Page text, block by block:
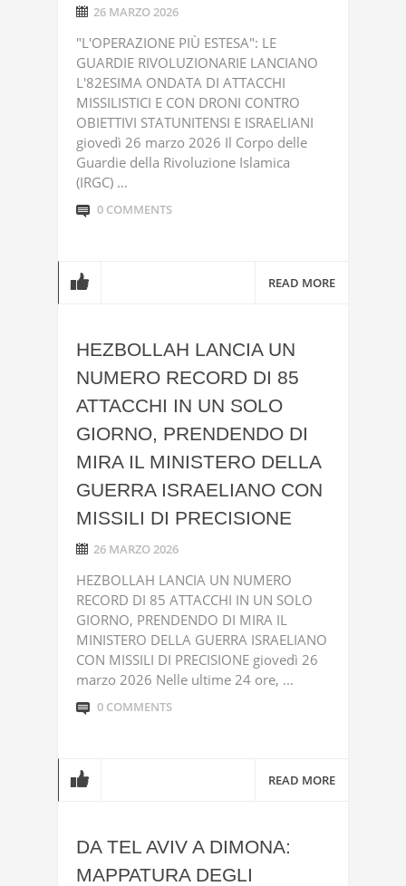
26 MARZO 2026
"L'OPERAZIONE PIÙ ESTESA": LE
GUARDIE RIVOLUZIONARIE LANCIANO
L'82ESIMA ONDATA DI ATTACCHI
MISSILISTICI E CON DRONI CONTRO
OBIETTIVI STATUNITENSI E ISRAELIANI
giovedì 26 marzo 2026 Il Corpo delle
Guardie della Rivoluzione Islamica
(IRGC) ...
0 COMMENTS
READ MORE
HEZBOLLAH LANCIA UN
NUMERO RECORD DI 85
ATTACCHI IN UN SOLO
GIORNO, PRENDENDO DI
MIRA IL MINISTERO DELLA
GUERRA ISRAELIANO CON
MISSILI DI PRECISIONE
26 MARZO 2026
HEZBOLLAH LANCIA UN NUMERO
RECORD DI 85 ATTACCHI IN UN SOLO
GIORNO, PRENDENDO DI MIRA IL
MINISTERO DELLA GUERRA ISRAELIANO
CON MISSILI DI PRECISIONE giovedì 26
marzo 2026 Nelle ultime 24 ore, ...
0 COMMENTS
READ MORE
DA TEL AVIV A DIMONA:
MAPPATURA DEGLI